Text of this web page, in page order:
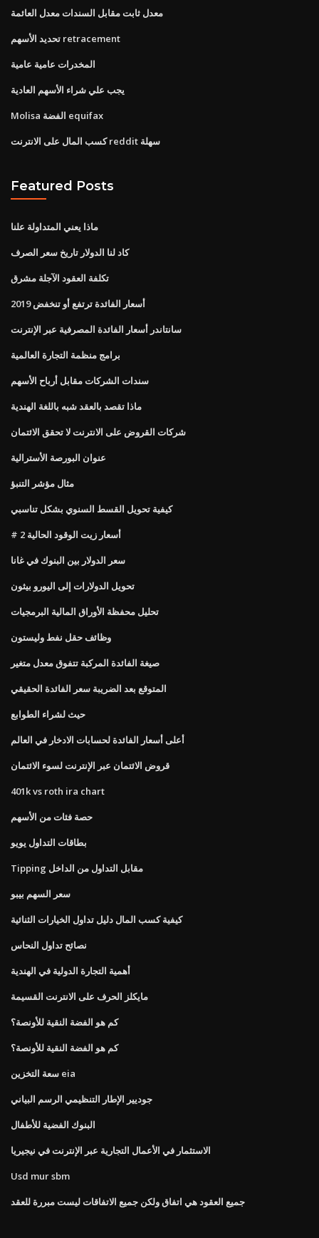
معدل ثابت مقابل السندات معدل العائمة
تحديد الأسهم retracement
المخدرات عامية عامية
يجب علي شراء الأسهم العادية
Molisa الفضة equifax
كسب المال على الانترنت reddit سهلة
Featured Posts
ماذا يعني المتداولة علنا
كاد لنا الدولار تاريخ سعر الصرف
تكلفة العقود الآجلة مشرق
أسعار الفائدة ترتفع أو تنخفض 2019
سانتاندر أسعار الفائدة المصرفية عبر الإنترنت
برامج منظمة التجارة العالمية
سندات الشركات مقابل أرباح الأسهم
ماذا تقصد بالعقد شبه باللغة الهندية
شركات القروض على الانترنت لا تحقق الائتمان
عنوان البورصة الأسترالية
مثال مؤشر التنبؤ
كيفية تحويل القسط السنوي بشكل تناسبي
# 2 أسعار زيت الوقود الحالية
سعر الدولار بين البنوك في غانا
تحويل الدولارات إلى اليورو بيثون
تحليل محفظة الأوراق المالية البرمجيات
وظائف حقل نفط وليستون
صيغة الفائدة المركبة تتفوق معدل متغير
المتوقع بعد الضريبة سعر الفائدة الحقيقي
حيث لشراء الطوابع
أعلى أسعار الفائدة لحسابات الادخار في العالم
قروض الائتمان عبر الإنترنت لسوء الائتمان
401k vs roth ira chart
حصة فئات من الأسهم
بطاقات التداول يويو
Tipping مقابل التداول من الداخل
سعر السهم بيبو
كيفية كسب المال دليل تداول الخيارات الثنائية
نصائح تداول النحاس
أهمية التجارة الدولية في الهندية
مايكلز الحرف على الانترنت القسيمة
كم هو الفضة النقية للأونصة؟
كم هو الفضة النقية للأونصة؟
سعة التخزين eia
جوديير الإطار التنظيمي الرسم البياني
البنوك الفضية للأطفال
الاستثمار في الأعمال التجارية عبر الإنترنت في نيجيريا
Usd mur sbm
جميع العقود هي اتفاق ولكن جميع الاتفاقات ليست مبررة للعقد